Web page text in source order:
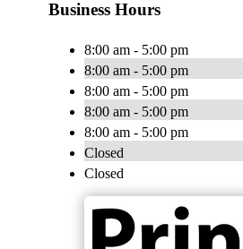
Business Hours
8:00 am - 5:00 pm
8:00 am - 5:00 pm
8:00 am - 5:00 pm
8:00 am - 5:00 pm
8:00 am - 5:00 pm
Closed
Closed